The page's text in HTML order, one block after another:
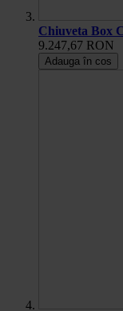
Chiuveta Box
9.247,67 RON
Adauga în cos